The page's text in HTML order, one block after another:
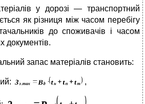
у дорозі — транспортний
як різниця між часом перебігу
до споживачів і часом
документів.
запас матеріалів становить:
,